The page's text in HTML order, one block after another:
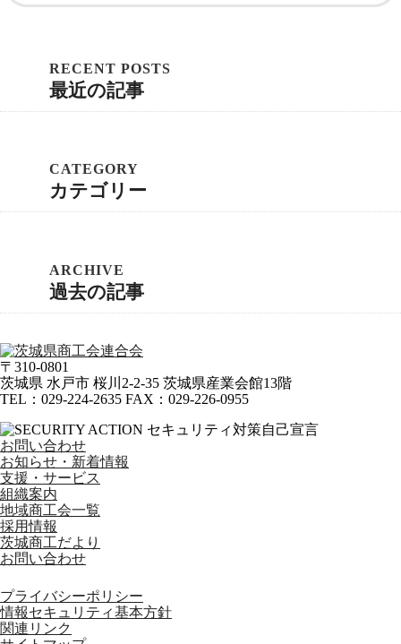
最近の記事
カテゴリー
過去の記事
〒310-0801
茨城県 水戸市 桜川2-2-35 茨城県産業会館13階
TEL ： 029-224-2635 FAX ： 029-226-0955
お問い合わせ
お知らせ・新着情報
支援・サービス
組織案内
地域商工会一覧
採用情報
茨城商工だより
お問い合わせ
プライバシーポリシー
情報セキュリティ基本方針
関連リンク